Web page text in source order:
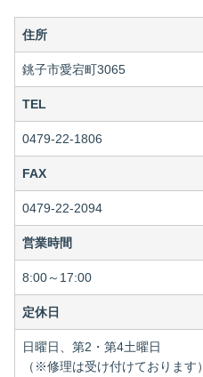
住所
銚子市愛宕町3065
TEL
0479-22-1806
FAX
0479-22-2094
営業時間
8:00～17:00
定休日
日曜日、第2・第4土曜日
（※修理は受け付けております）